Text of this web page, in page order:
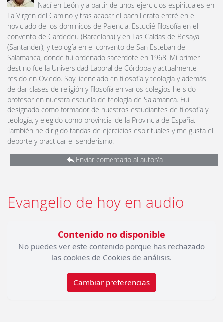
Nací en León y a partir de unos ejercicios espirituales en
La Virgen del Camino y tras acabar el bachillerato entré en el
noviciado de los dominicos de Palencia. Estudié filosofía en el
convento de Cardedeu (Barcelona) y en Las Caldas de Besaya
(Santander), y teología en el convento de San Esteban de
Salamanca, donde fui ordenado sacerdote en 1968. Mi primer
destino fue la Universidad Laboral de Córdoba y actualmente
resido en Oviedo. Soy licenciado en filosofía y teología y además
de dar clases de religión y filosofía en varios colegios he sido
profesor en nuestra escuela de teología de Salamanca. Fui
designado como formador de nuestros estudiantes de filosofía y
teología, y elegido como provincial de la Provincia de España.
También he dirigido tandas de ejercicios espirituales y me gusta el
deporte y practicar el senderismo.
Enviar comentario al autor/a
Evangelio de hoy en audio
Contenido no disponible
No puedes ver este contenido porque has rechazado
las cookies de Cookies de análisis.
Cambiar preferencias